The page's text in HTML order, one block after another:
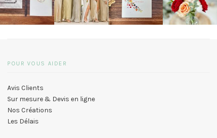
POUR VOUS AIDER
Avis Clients
Sur mesure & Devis en ligne
Nos Créations
Les Délais